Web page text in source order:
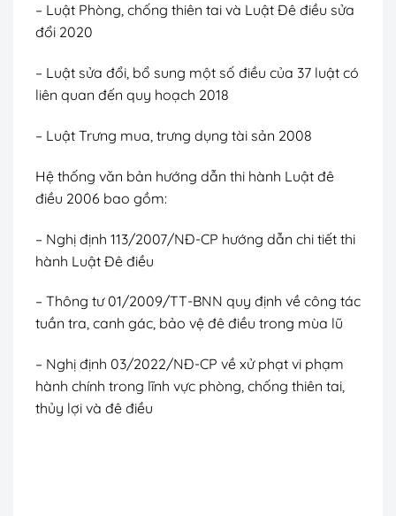
– Luật Phòng, chống thiên tai và Luật Đê điều sửa
đổi 2020
– Luật sửa đổi, bổ sung một số điều của 37 luật có
liên quan đến quy hoạch 2018
– Luật Trưng mua, trưng dụng tài sản 2008
Hệ thống văn bản hướng dẫn thi hành Luật đê
điều 2006 bao gồm:
– Nghị định 113/2007/NĐ-CP hướng dẫn chi tiết thi
hành Luật Đê điều
– Thông tư 01/2009/TT-BNN quy định về công tác
tuần tra, canh gác, bảo vệ đê điều trong mùa lũ
– Nghị định 03/2022/NĐ-CP về xử phạt vi phạm
hành chính trong lĩnh vực phòng, chống thiên tai,
thủy lợi và đê điều